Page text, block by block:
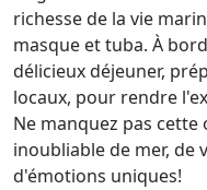
richesse de la vie
masque et tuba. À
délicieux déjeuner,
locaux, pour rendre
Ne manquez pas
inoubliable de mer, de
d'émotions uniques!